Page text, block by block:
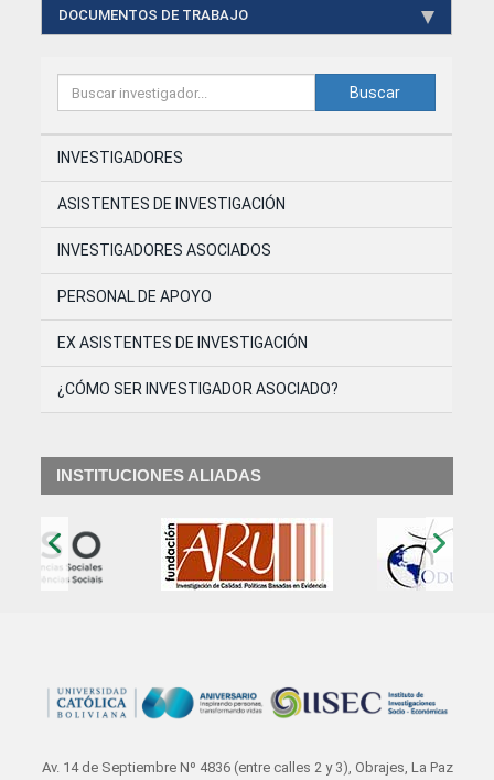
Buscar
INVESTIGADORES
ASISTENTES DE INVESTIGACIÓN
INVESTIGADORES ASOCIADOS
PERSONAL DE APOYO
EX ASISTENTES DE INVESTIGACIÓN
¿CÓMO SER INVESTIGADOR ASOCIADO?
DOCUMENTOS DE TRABAJO
INSTITUCIONES ALIADAS
Av. 14 de Septiembre Nº 4836 (entre calles 2 y 3), Obrajes, La Paz